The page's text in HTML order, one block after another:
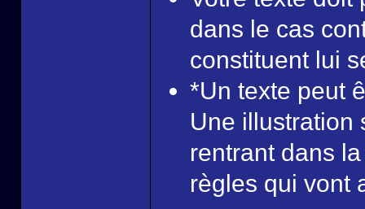
dans le cas
constituent lui
*Un texte peut
Une illustration
rentrant dans
règles qui vont